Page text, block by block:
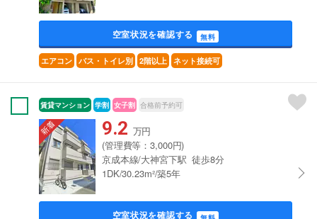
空室状況を確認する 無料
エアコン バス・トイレ別 2階以上 ネット接続可
賃貸マンション 学割 女子割 合格前予約可
9.2 万円
(管理費等：3,000円)
京成本線/大神宮下駅 徒歩8分
1DK/30.23m²/築5年
空室状況を確認する